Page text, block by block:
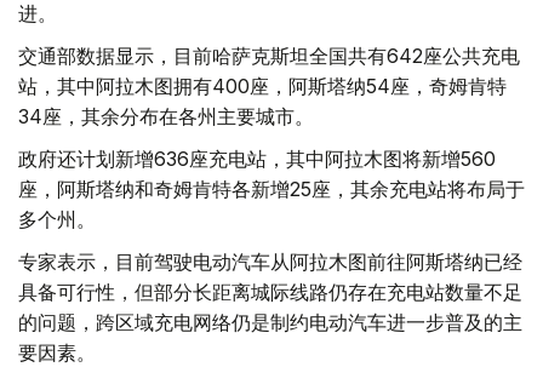
进。
交通部数据显示，目前哈萨克斯坦全国共有642座公共充电
站，其中阿拉木图拥有400座，阿斯塔纳54座，奇姆肯特
34座，其余分布在各州主要城市。
政府还计划新增636座充电站，其中阿拉木图将新增560
座，阿斯塔纳和奇姆肯特各新增25座，其余充电站将布局于
多个州。
专家表示，目前驾驶电动汽车从阿拉木图前往阿斯塔纳已经
具备可行性，但部分长距离城际线路仍存在充电站数量不足
的问题，跨区域充电网络仍是制约电动汽车进一步普及的主
要因素。